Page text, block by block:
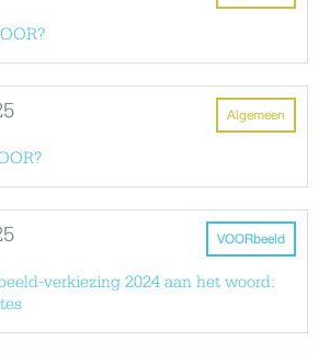
Algemeen
VOORbeeld
verkiezing 2024 aan het woord: